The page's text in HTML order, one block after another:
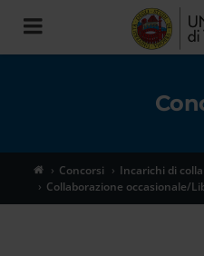
Toggle
navigation
Concorsi
Incarichi di
Collaborazione occasionale/